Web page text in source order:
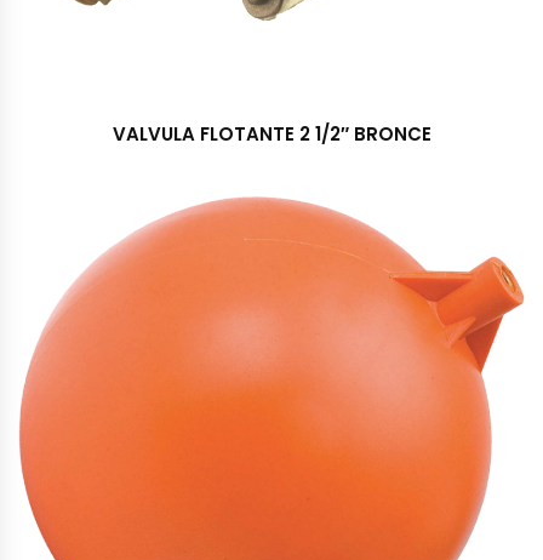
VALVULA FLOTANTE 2 1/2″ BRONCE